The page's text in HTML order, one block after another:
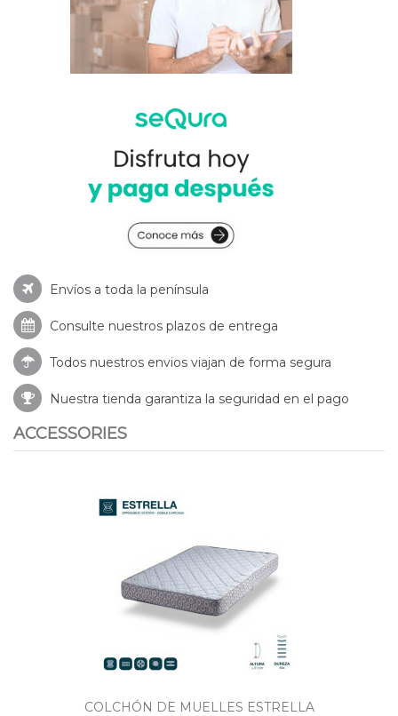
Envíos a toda la península
Consulte nuestros plazos de entrega
Todos nuestros envios viajan de forma segura
Nuestra tienda garantiza la seguridad en el pago
ACCESSORIES
COLCHÓN DE MUELLES ESTRELLA